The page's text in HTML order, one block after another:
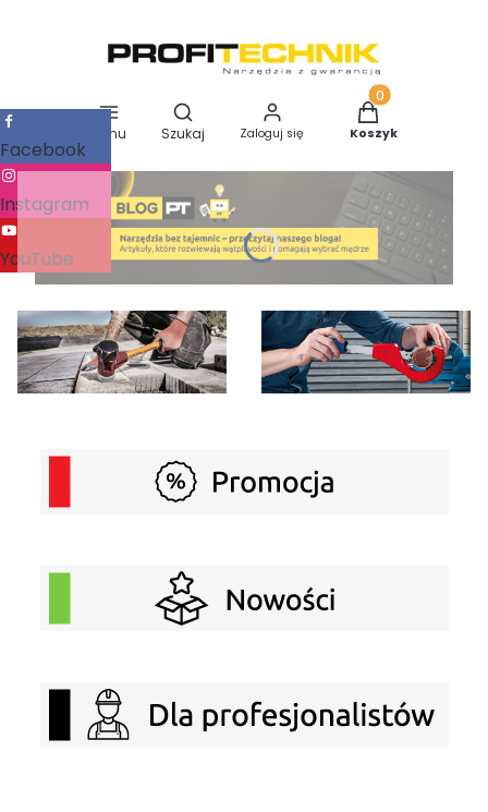
Menu
Otwórz wyszukiwarkę
Szukaj Zaloguj się
Produkty w
Koszyk
Facebook
Instagram
YouTube